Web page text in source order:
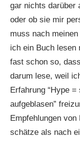
gar nichts darüber
oder ob sie mir
muss nach
ich ein Buch lesen
fast schon so,
darum lese, weil
Erfahrung “Hype
aufgeblasen”
Empfehlungen
schätze als nach